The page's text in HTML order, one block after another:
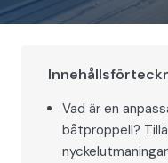
Vad är en
båtproppell?